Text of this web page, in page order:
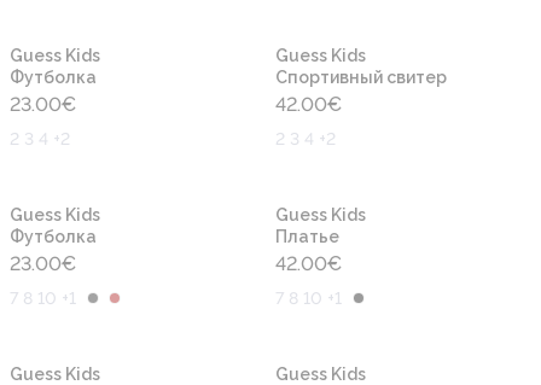
Guess Kids
Футболка
23.00€
2 3 4 +2
Guess Kids
Cпортивный свитер
42.00€
2 3 4 +2
Guess Kids
Футболка
23.00€
7 8 10 +1
Guess Kids
Платье
42.00€
7 8 10 +1
Guess Kids
Guess Kids